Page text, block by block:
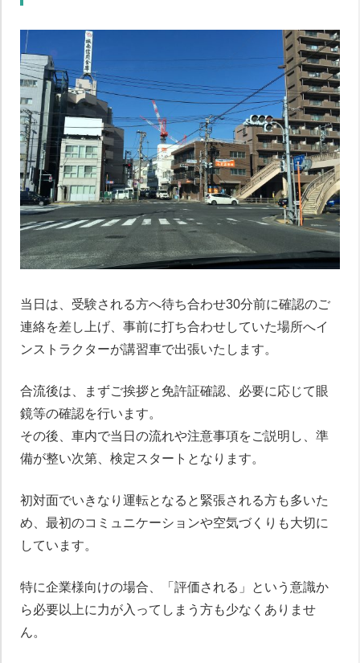
当日は、受験される方へ待ち合わせ30分前に確認のご
連絡を差し上げ、事前に打ち合わせしていた場所へイ
ンストラクターが講習車で出張いたします。
合流後は、まずご挨拶と免許証確認、必要に応じて眼
鏡等の確認を行います。
その後、車内で当日の流れや注意事項をご説明し、準
備が整い次第、検定スタートとなります。
初対面でいきなり運転となると緊張される方も多いた
め、最初のコミュニケーションや空気づくりも大切に
しています。
特に企業様向けの場合、「評価される」という意識か
ら必要以上に力が入ってしまう方も少なくありませ
ん。